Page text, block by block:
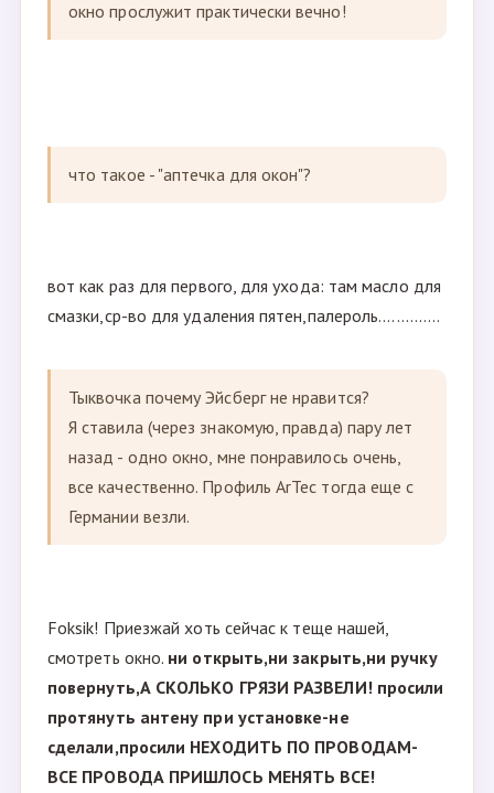
окно прослужит практически вечно!
что такое - "аптечка для окон"?
вот как раз для первого, для ухода: там масло для
смазки,ср-во для удаления пятен,палероль..............
Тыквочка почему Эйсберг не нравится?
Я ставила (через знакомую, правда) пару лет
назад - одно окно, мне понравилось очень,
все качественно. Профиль ArTec тогда еще с
Германии везли.
Foksik! Приезжай хоть сейчас к теще нашей,
смотреть окно. ни открыть,ни закрыть,ни ручку
повернуть,А СКОЛЬКО ГРЯЗИ РАЗВЕЛИ! просили
протянуть антену при установке-не
сделали,просили НЕХОДИТЬ ПО ПРОВОДАМ-
ВСЕ ПРОВОДА ПРИШЛОСЬ МЕНЯТЬ ВСЕ!